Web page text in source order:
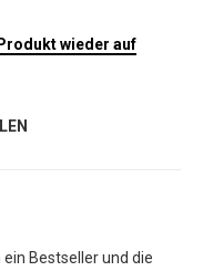
wieder auf
Bestseller und die